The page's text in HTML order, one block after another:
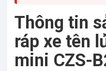
Thông tin
ráp xe tên
mini CZS-